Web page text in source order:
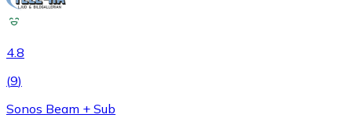
4.8
(9)
Sonos Beam + Sub